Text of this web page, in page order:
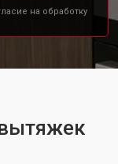
на обработку